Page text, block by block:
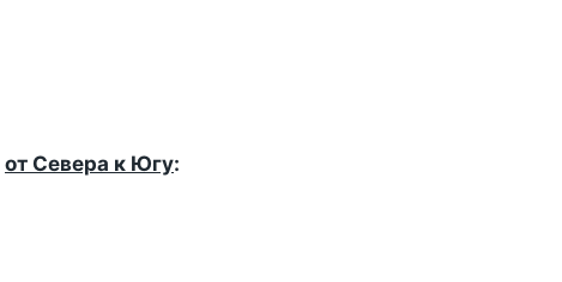
от Севера к Югу: